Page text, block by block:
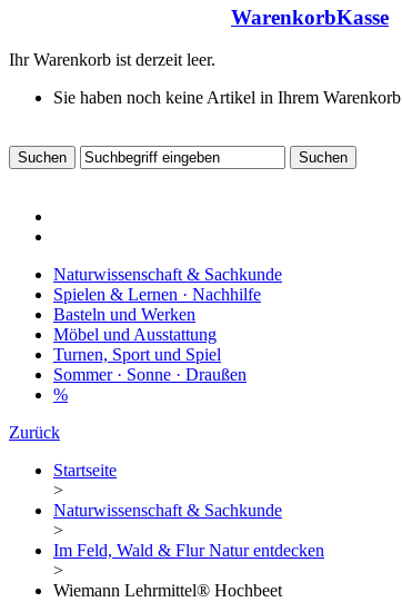
WarenkorbKasse
Ihr Warenkorb ist derzeit leer.
Sie haben noch keine Artikel in Ihrem Warenkorb
Naturwissenschaft & Sachkunde
Spielen & Lernen · Nachhilfe
Basteln und Werken
Möbel und Ausstattung
Turnen, Sport und Spiel
Sommer · Sonne · Draußen
%
Zurück
Startseite
>
Naturwissenschaft & Sachkunde
>
Im Feld, Wald & Flur Natur entdecken
>
Wiemann Lehrmittel® Hochbeet